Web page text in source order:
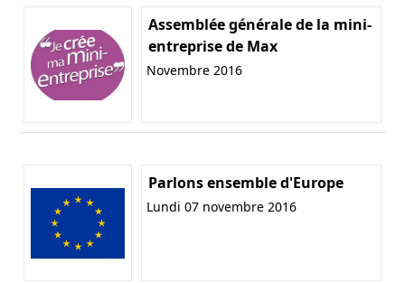
Assemblée générale de la mini-
entreprise de Max
Novembre 2016
Parlons ensemble d'Europe
Lundi 07 novembre 2016